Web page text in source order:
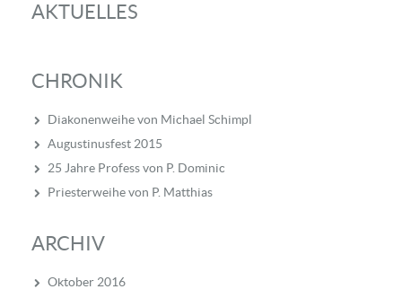
AKTUELLES
CHRONIK
Diakonenweihe von Michael Schimpl
Augustinusfest 2015
25 Jahre Profess von P. Dominic
Priesterweihe von P. Matthias
ARCHIV
Oktober 2016